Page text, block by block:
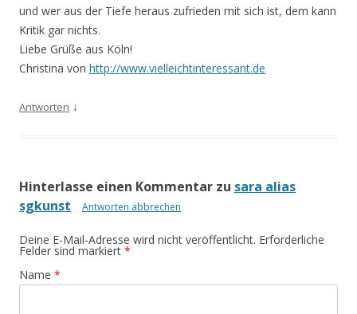
und wer aus der Tiefe heraus zufrieden mit sich ist, dem kann
Kritik gar nichts.
Liebe Grüße aus Köln!
Christina von http://www.vielleichtinteressant.de
Antworten ↓
Hinterlasse einen Kommentar zu sara alias
sgkunst
Antworten abbrechen
Deine E-Mail-Adresse wird nicht veröffentlicht. Erforderliche
Felder sind markiert *
Name *